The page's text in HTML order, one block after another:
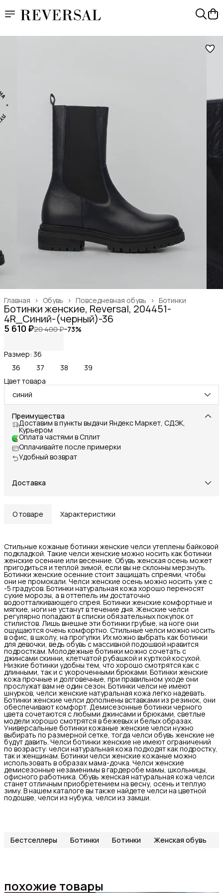
Ботинки
Повседневная обувь ›
Обувь ›
Главная ›
Ботинки женские, Reversal, 204451-
4R_Синий-(черный)-36
5 610 ₽20 400 ₽−73%
Размер: 36
36
37 38
39
Цвет товара
синий
Преимущества
Доставим в пункты выдачи Яндекс Маркет, СДЭК,
Курьером
Оплата частями в Сплит
Оплачивайте после примерки
Удобный возврат
Доставка
О товаре Характеристики
Стильные кожаные ботинки женские челси утеплены байковой
подкладкой. Такие челси женские можно носить как ботинки
женские осенние или весенние. Обувь женская осень может
пригодиться и теплой зимой, если вы не склонны мерзнуть.
Ботинки женские осенние стоит защищать спреями, чтобы
они не промокали. Челси женские осень можно носить уже с
-5 градусов. Ботинки натуральная кожа хорошо переносят
сухие морозы, а в оттепель им достаточно
водоотталкивающего спрея. Ботинки женские комфортные и
мягкие, ноги не устанут в течение дня. Женские челси
регулярно попадают в списки обязательных покупок от
стилистов. Лишь внешне эти ботинки грубые, на ноге они
ощущаются очень комфортно. Стильные челси можно носить
в офис, в школу, на прогулки. Их можно выбрать как ботинки
для девочки, ведь обувь с массивной подошвой нравится
подросткам. Молодежные ботинки можно сочетать с
джинсами скинни, клетчатой рубашкой и курткой косухой.
Низкие ботинки удобны тем, что хорошо смотрятся как с
длинными, так и с укороченными брюками. Ботинки женские
кожа прочные и долговечные, при правильном уходе они
прослужат вам не один сезон. Ботинки челси не имеют
шнурков, челси женские натуральная кожа легко надевать.
Ботинки женские челси дополнены вставками из резинок, они
обеспечивают комфорт. Демисезонные ботинки черного
цвета сочетаются с любыми джинсами и брюками, светлые
модели хорошо смотрятся в бежевых и белых образах.
Универсальные ботинки кожаные женские челси нужно
выбирать по размерной сетке, тогда челси обувь женские не
будут давить. Челси ботинки женские не имеют ограничений
по возрасту: челси натуральная кожа подходят как подростку,
так и женщинам. Ботинки челси женские кожаные можно
использовать в образах мама-дочка. Челси женские
демисезонные незаменимы в гардеробе мамы, школьницы,
офисного работника. Обувь женская натуральная кожа челси
станет отличным приобретением на весну, осень и теплую
зиму. В нашем каталоге вы также найдете челси на цветной
подошве, челси из нубука, челси из замши.
Бестселлеры Ботинки Ботинки Женская обувь
похожие товары